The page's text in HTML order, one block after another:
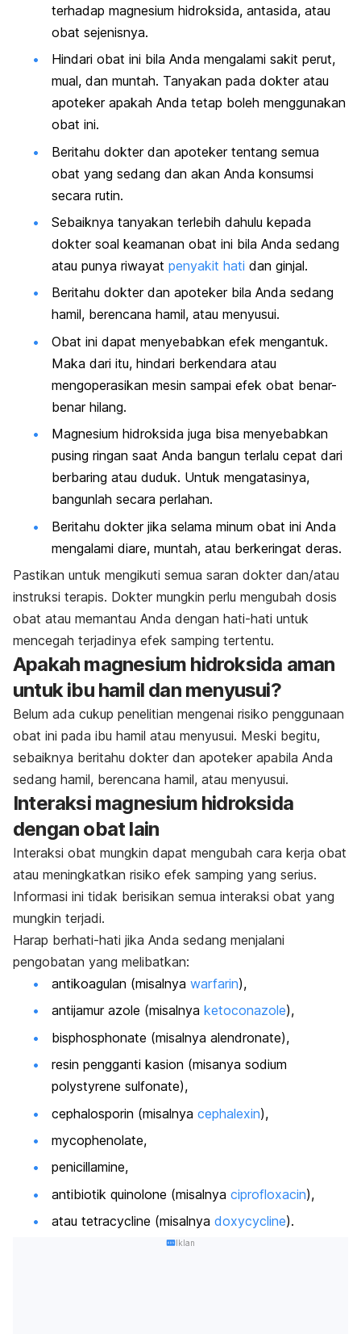
terhadap magnesium hidroksida, antasida, atau
obat sejenisnya.
Hindari obat ini bila Anda mengalami sakit perut,
mual, dan muntah. Tanyakan pada dokter atau
apoteker apakah Anda tetap boleh menggunakan
obat ini.
Beritahu dokter dan apoteker tentang semua
obat yang sedang dan akan Anda konsumsi
secara rutin.
Sebaiknya tanyakan terlebih dahulu kepada
dokter soal keamanan obat ini bila Anda sedang
atau punya riwayat penyakit hati dan ginjal.
Beritahu dokter dan apoteker bila Anda sedang
hamil, berencana hamil, atau menyusui.
Obat ini dapat menyebabkan efek mengantuk.
Maka dari itu, hindari berkendara atau
mengoperasikan mesin sampai efek obat benar-
benar hilang.
Magnesium hidroksida juga bisa menyebabkan
pusing ringan saat Anda bangun terlalu cepat dari
berbaring atau duduk. Untuk mengatasinya,
bangunlah secara perlahan.
Beritahu dokter jika selama minum obat ini Anda
mengalami diare, muntah, atau berkeringat deras.
Pastikan untuk mengikuti semua saran dokter dan/atau
instruksi terapis. Dokter mungkin perlu mengubah dosis
obat atau memantau Anda dengan hati-hati untuk
mencegah terjadinya efek samping tertentu.
Apakah magnesium hidroksida aman
untuk ibu hamil dan menyusui?
Belum ada cukup penelitian mengenai risiko penggunaan
obat ini pada ibu hamil atau menyusui. Meski begitu,
sebaiknya beritahu dokter dan apoteker apabila Anda
sedang hamil, berencana hamil, atau menyusui.
Interaksi magnesium hidroksida
dengan obat lain
Interaksi obat mungkin dapat mengubah cara kerja obat
atau meningkatkan risiko efek samping yang serius.
Informasi ini tidak berisikan semua interaksi obat yang
mungkin terjadi.
Harap berhati-hati jika Anda sedang menjalani
pengobatan yang melibatkan:
antikoagulan (misalnya warfarin),
antijamur azole (misalnya ketoconazole),
bisphosphonate (misalnya alendronate),
resin pengganti kasion (misanya sodium
polystyrene sulfonate),
cephalosporin (misalnya cephalexin),
mycophenolate,
penicillamine,
antibiotik quinolone (misalnya ciprofloxacin),
atau tetracycline (misalnya doxycycline).
Iklan